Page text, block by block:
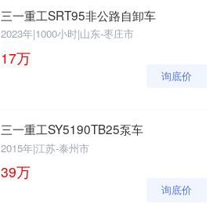
三一重工SRT95非公路自卸车
2023年|1000小时|山东-枣庄市
17万
询底价
三一重工SY5190TB25泵车
2015年|江苏-泰州市
39万
询底价